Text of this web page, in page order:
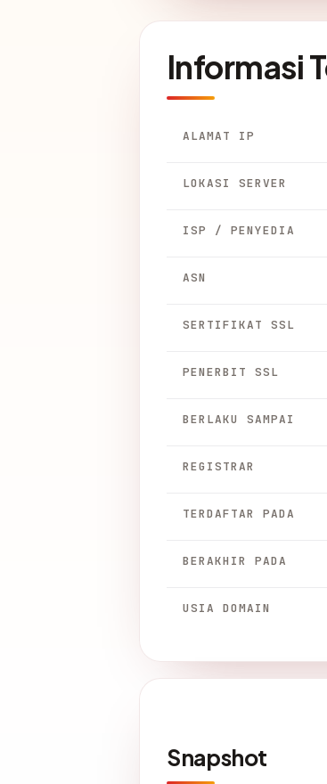
Informasi
ALAMAT IP
LOKASI SERVER
ISP / PENYEDIA
ASN
SERTIFIKAT SSL
PENERBIT SSL
BERLAKU SAMPAI
REGISTRAR
TERDAFTAR PADA
BERAKHIR PADA
USIA DOMAIN
Snapshot